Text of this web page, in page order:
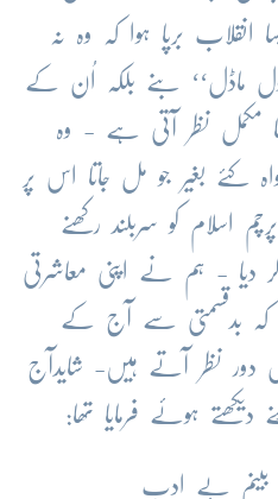
انقلاب برپا ہوا کہ وہ نہ
ماڈل‘‘ بنے بلکہ اُن کے
مکمل نظر آتی ہے - وہ
کئے بغیر جو مل جاتا اس پر
پرچم اسلام کو سربلند رکھنے
کر دیا - ہم نے اپنی معاشرتی
کہ بدقسمتی سے آج کے
دور نظر آتے ہیں- شایدآج
دیکھتے ہوئے فرمایا تھا:
بینم بے ادب